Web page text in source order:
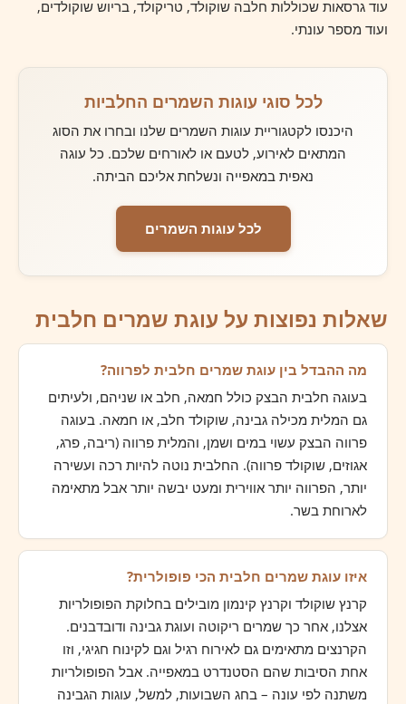
עוד גרסאות שכוללות חלבה שוקולד, טריקולד, בריוש שוקולדים,
ועוד מספר עונתי.
לכל סוגי עוגות השמרים החלביות
היכנסו לקטגוריית עוגות השמרים שלנו ובחרו את הסוג
המתאים לאירוע, לטעם או לאורחים שלכם. כל עוגה
נאפית במאפייה ונשלחת אליכם הביתה.
לכל עוגות השמרים
שאלות נפוצות על עוגת שמרים חלבית
מה ההבדל בין עוגת שמרים חלבית לפרווה?
בעוגה חלבית הבצק כולל חמאה, חלב או שניהם, ולעיתים
גם המלית מכילה גבינה, שוקולד חלב, או חמאה. בעוגה
פרווה הבצק עשוי במים ושמן, והמלית פרווה (ריבה, פרג,
אגוזים, שוקולד פרווה). החלבית נוטה להיות רכה ועשירה
יותר, הפרווה יותר אווירית ומעט יבשה יותר אבל מתאימה
לארוחת בשר.
איזו עוגת שמרים חלבית הכי פופולרית?
קרנץ שוקולד וקרנץ קינמון מובילים בחלוקת הפופולריות
אצלנו, אחר כך שמרים ריקוטה ועוגת גבינה ודובדבנים.
הקרנצים מתאימים גם לאירוח רגיל וגם לקינוח חגיגי, וזו
אחת הסיבות שהם הסטנדרט במאפייה. אבל הפופולריות
משתנה לפי עונה – בחג השבועות, למשל, עוגות הגבינה